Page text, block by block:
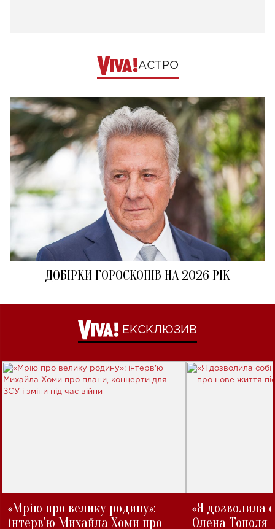
АСТРО
ДОБІРКИ ГОРОСКОПІВ НА 2026 РІК
ЕКСКЛЮЗИВ
«Мрію про велику родину»:
інтерв'ю Михайла Хоми про
«Я дозволила
Олена Тополя